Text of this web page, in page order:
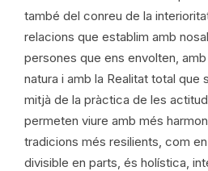
també del conreu de la
relacions que establim amb
persones que ens envolten,
natura i amb la Realitat total que
mitjà de la pràctica de les
permeten viure amb més
tradicions més resilients, com
divisible en parts, és holística,